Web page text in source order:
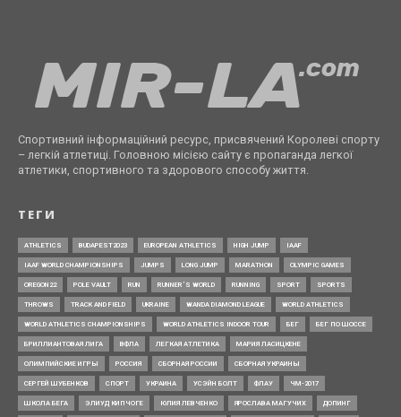
Спортивний інформаційний ресурс, присвячений Королеві спорту
– легкій атлетиці. Головною місією сайту є пропаганда легкої
атлетики, спортивного та здорового способу життя.
ТЕГИ
ATHLETICS BUDAPEST2023 EUROPEAN ATHLETICS HIGH JUMP IAAF
IAAF WORLD CHAMPIONSHIPS JUMPS LONG JUMP MARATHON OLYMPIC GAMES
OREGON22 POLE VAULT RUN RUNNER’S WORLD RUNNING SPORT SPORTS
THROWS TRACK AND FIELD UKRAINE WANDA DIAMOND LEAGUE WORLD ATHLETICS
WORLD ATHLETICS CHAMPIONSHIPS WORLD ATHLETICS INDOOR TOUR БЕГ БЕГ ПО ШОССЕ
БРИЛЛИАНТОВАЯ ЛИГА ВФЛА ЛЕГКАЯ АТЛЕТИКА МАРИЯ ЛАСИЦКЕНЕ
ОЛИМПИЙСКИЕ ИГРЫ РОССИЯ СБОРНАЯ РОССИИ СБОРНАЯ УКРАИНЫ
СЕРГЕЙ ШУБЕНКОВ СПОРТ УКРАИНА УСЭЙН БОЛТ ФЛАУ ЧМ-2017
ШКОЛА БЕГА ЭЛИУД КИПЧОГЕ ЮЛИЯ ЛЕВЧЕНКО ЯРОСЛАВА МАГУЧИХ ДОПИНГ